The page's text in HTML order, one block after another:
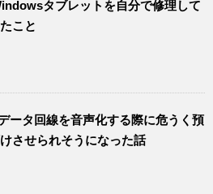
タブレットを自分で修理して
こと
ータ回線を音声化する際に危うく預
させられそうになった話